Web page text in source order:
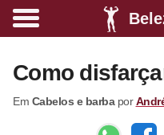
Como
Em Cabelos e barbapor
A
i
m